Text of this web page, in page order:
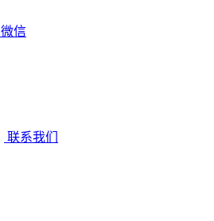
微信
联系我们